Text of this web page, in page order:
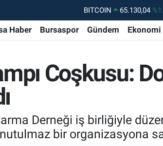
DOLAR 47,7106
EURO
55,1652 %0.27
GRAM ALTIN
6618.49
BİST100
13.773 %-
Haber Bursaspor Gündem Ekonomi
Coşkusu:
Derneği iş birliğiyle
bir organizasyona